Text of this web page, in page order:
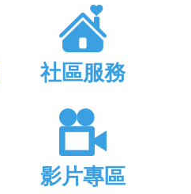
社區服務
影片專區